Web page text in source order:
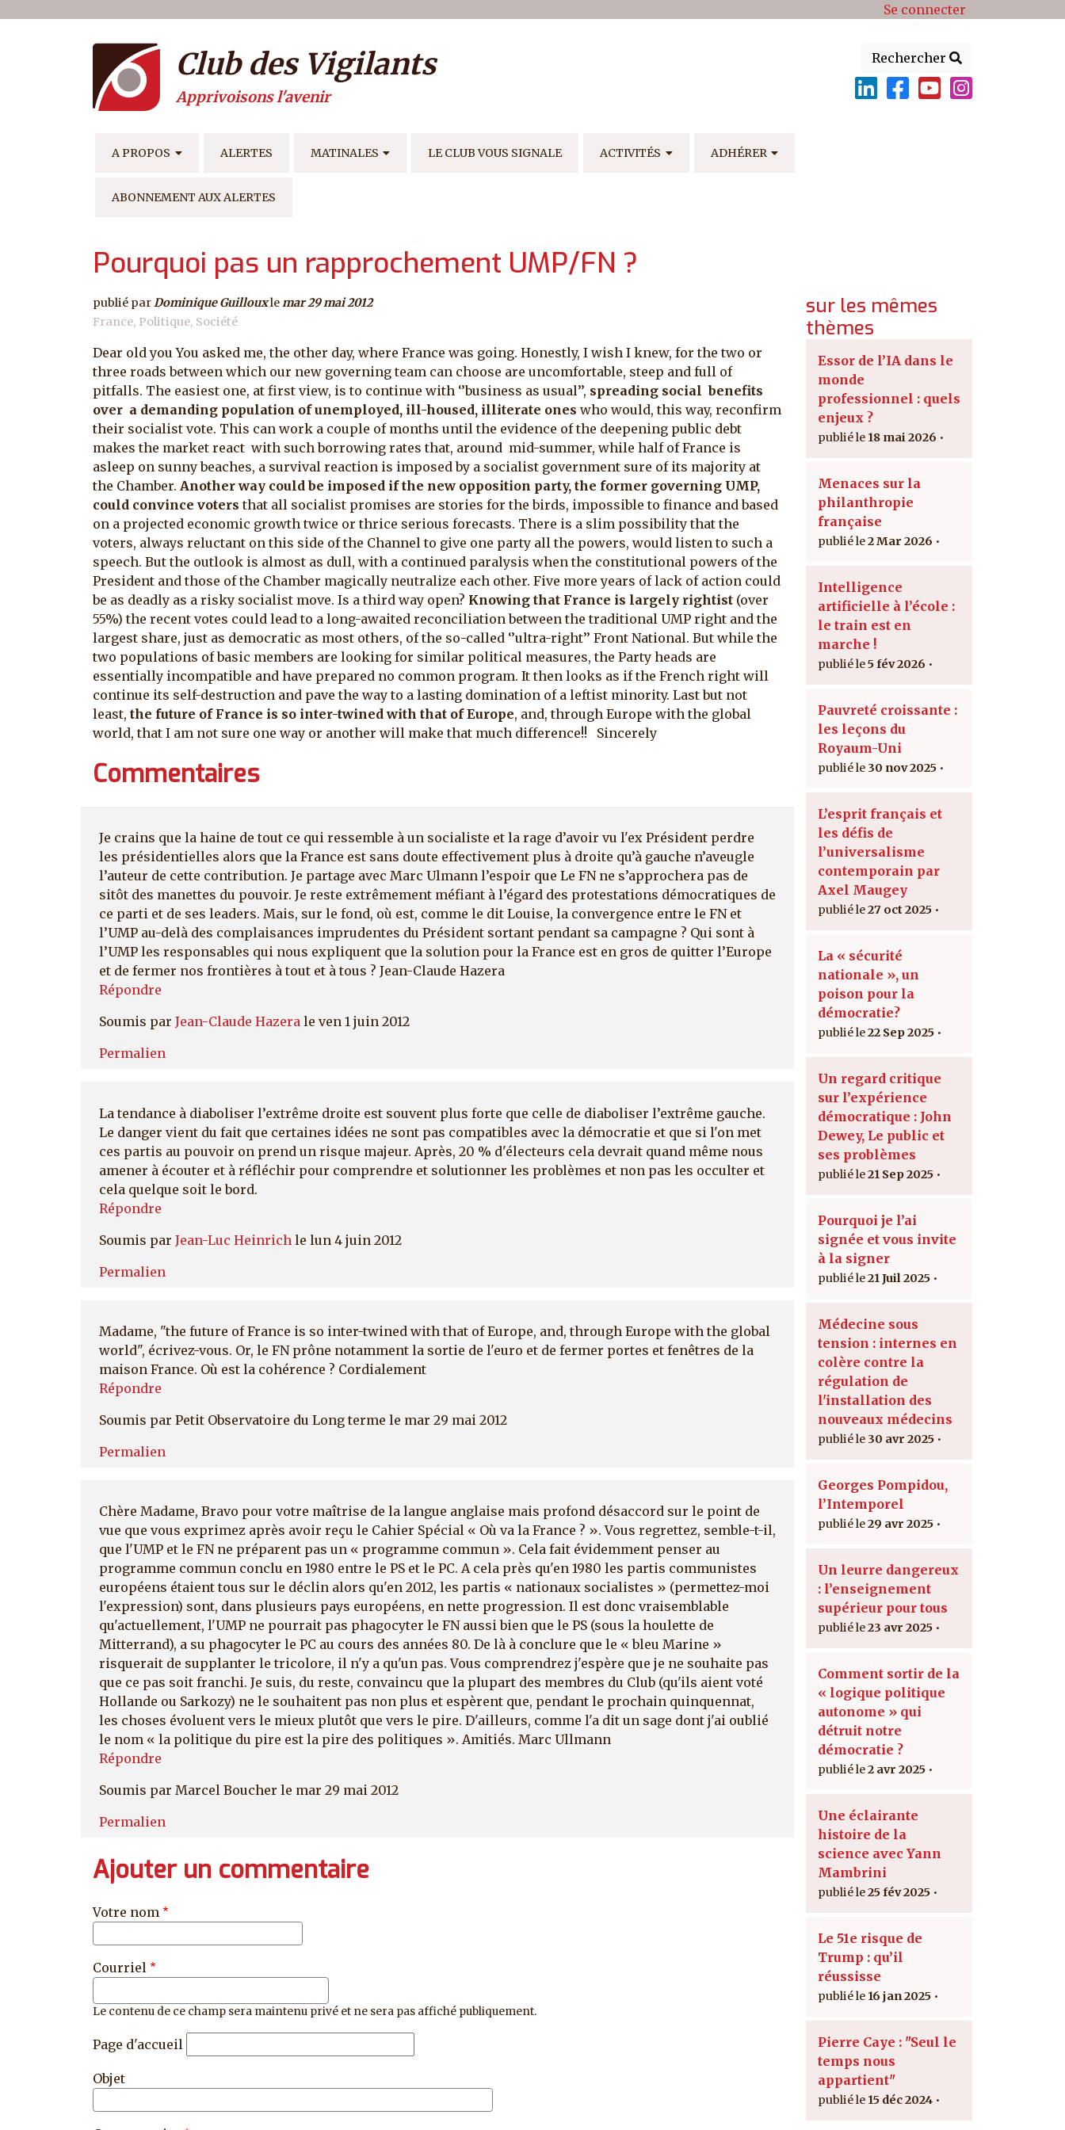
Menu du compte de l'utilisateur Se connecter
Rechercher
Club des Vigilants
Apprivoisons l'avenir
NAVIGATION PRINCIPALE
A PROPOS ALERTES MATINALES LE CLUB VOUS SIGNALE ACTIVITÉS ADHÉRER
ABONNEMENT AUX ALERTES
Pourquoi pas un rapprochement UMP/FN ?
publié par Dominique Guillouxle mar 29 mai 2012
France Politique Société
Dear old you You asked me, the other day, where France was going. Honestly, I wish I knew, for the two or
three roads between which our new governing team can choose are uncomfortable, steep and full of
pitfalls. The easiest one, at first view, is to continue with ‘’business as usual’’, spreading social benefits
over a demanding population of unemployed, ill-housed, illiterate ones who would, this way, reconfirm
their socialist vote. This can work a couple of months until the evidence of the deepening public debt
makes the market react with such borrowing rates that, around mid-summer, while half of France is
asleep on sunny beaches, a survival reaction is imposed by a socialist government sure of its majority at
the Chamber. Another way could be imposed if the new opposition party, the former governing UMP,
could convince voters that all socialist promises are stories for the birds, impossible to finance and based
on a projected economic growth twice or thrice serious forecasts. There is a slim possibility that the
voters, always reluctant on this side of the Channel to give one party all the powers, would listen to such a
speech. But the outlook is almost as dull, with a continued paralysis when the constitutional powers of the
President and those of the Chamber magically neutralize each other. Five more years of lack of action could
be as deadly as a risky socialist move. Is a third way open? Knowing that France is largely rightist (over
55%) the recent votes could lead to a long-awaited reconciliation between the traditional UMP right and the
largest share, just as democratic as most others, of the so-called ‘’ultra-right’’ Front National. But while the
two populations of basic members are looking for similar political measures, the Party heads are
essentially incompatible and have prepared no common program. It then looks as if the French right will
continue its self-destruction and pave the way to a lasting domination of a leftist minority. Last but not
least, the future of France is so inter-twined with that of Europe, and, through Europe with the global
world, that I am not sure one way or another will make that much difference!! Sincerely
Commentaires
Je crains que la haine de tout ce qui ressemble à un socialiste et la rage d’avoir vu l'ex Président perdre
les présidentielles alors que la France est sans doute effectivement plus à droite qu’à gauche n’aveugle
l’auteur de cette contribution. Je partage avec Marc Ulmann l’espoir que Le FN ne s’approchera pas de
sitôt des manettes du pouvoir. Je reste extrêmement méfiant à l’égard des protestations démocratiques de
ce parti et de ses leaders. Mais, sur le fond, où est, comme le dit Louise, la convergence entre le FN et
l’UMP au-delà des complaisances imprudentes du Président sortant pendant sa campagne ? Qui sont à
l’UMP les responsables qui nous expliquent que la solution pour la France est en gros de quitter l’Europe
et de fermer nos frontières à tout et à tous ? Jean-Claude Hazera
Répondre
Soumis par Jean-Claude Hazera le ven 1 juin 2012
Permalien
La tendance à diaboliser l’extrême droite est souvent plus forte que celle de diaboliser l’extrême gauche.
Le danger vient du fait que certaines idées ne sont pas compatibles avec la démocratie et que si l'on met
ces partis au pouvoir on prend un risque majeur. Après, 20 % d'électeurs cela devrait quand même nous
amener à écouter et à réfléchir pour comprendre et solutionner les problèmes et non pas les occulter et
cela quelque soit le bord.
Répondre
Soumis par Jean-Luc Heinrich le lun 4 juin 2012
Permalien
Madame, "the future of France is so inter-twined with that of Europe, and, through Europe with the global
world", écrivez-vous. Or, le FN prône notamment la sortie de l'euro et de fermer portes et fenêtres de la
maison France. Où est la cohérence ? Cordialement
Répondre
Soumis par Petit Observatoire du Long terme le mar 29 mai 2012
Permalien
Chère Madame, Bravo pour votre maîtrise de la langue anglaise mais profond désaccord sur le point de
vue que vous exprimez après avoir reçu le Cahier Spécial « Où va la France ? ». Vous regrettez, semble-t-il,
que l'UMP et le FN ne préparent pas un « programme commun ». Cela fait évidemment penser au
programme commun conclu en 1980 entre le PS et le PC. A cela près qu'en 1980 les partis communistes
européens étaient tous sur le déclin alors qu'en 2012, les partis « nationaux socialistes » (permettez-moi
l'expression) sont, dans plusieurs pays européens, en nette progression. Il est donc vraisemblable
qu'actuellement, l'UMP ne pourrait pas phagocyter le FN aussi bien que le PS (sous la houlette de
Mitterrand), a su phagocyter le PC au cours des années 80. De là à conclure que le « bleu Marine »
risquerait de supplanter le tricolore, il n'y a qu'un pas. Vous comprendrez j'espère que je ne souhaite pas
que ce pas soit franchi. Je suis, du reste, convaincu que la plupart des membres du Club (qu'ils aient voté
Hollande ou Sarkozy) ne le souhaitent pas non plus et espèrent que, pendant le prochain quinquennat,
les choses évoluent vers le mieux plutôt que vers le pire. D'ailleurs, comme l'a dit un sage dont j'ai oublié
le nom « la politique du pire est la pire des politiques ». Amitiés. Marc Ullmann
Répondre
Soumis par Marcel Boucher le mar 29 mai 2012
Permalien
Ajouter un commentaire
Votre nom
Courriel
Le contenu de ce champ sera maintenu privé et ne sera pas affiché publiquement.
Page d'accueil
Objet
sur les mêmes
thèmes
Essor de l’IA dans le
monde
professionnel : quels
enjeux ?
18 mai 2026
Menaces sur la
philanthropie
française
2 Mar 2026
Intelligence
artificielle à l’école :
le train est en
marche !
5 fév 2026
Pauvreté croissante :
les leçons du
Royaum-Uni
30 nov 2025
L’esprit français et
les défis de
l’universalisme
contemporain par
Axel Maugey
27 oct 2025
La « sécurité
nationale », un
poison pour la
démocratie?
22 Sep 2025
Un regard critique
sur l’expérience
démocratique : John
Dewey, Le public et
ses problèmes
21 Sep 2025
Pourquoi je l’ai
signée et vous invite
à la signer
21 Juil 2025
Médecine sous
tension : internes en
colère contre la
régulation de
l'installation des
nouveaux médecins
30 avr 2025
Georges Pompidou,
l’Intemporel
29 avr 2025
Un leurre dangereux
: l’enseignement
supérieur pour tous
23 avr 2025
Comment sortir de la
« logique politique
autonome » qui
détruit notre
démocratie ?
2 avr 2025
Une éclairante
histoire de la
science avec Yann
Mambrini
25 fév 2025
Le 51e risque de
Trump : qu’il
réussisse
16 jan 2025
Pierre Caye : "Seul le
temps nous
appartient"
15 déc 2024